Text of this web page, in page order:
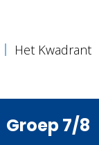
Het Kwadrant
Groep 7/8